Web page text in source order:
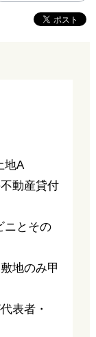
地A
動産貸付
ニとその
地のみ甲
表者・